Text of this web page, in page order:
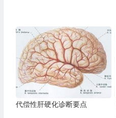
代偿性肝硬化诊断要点